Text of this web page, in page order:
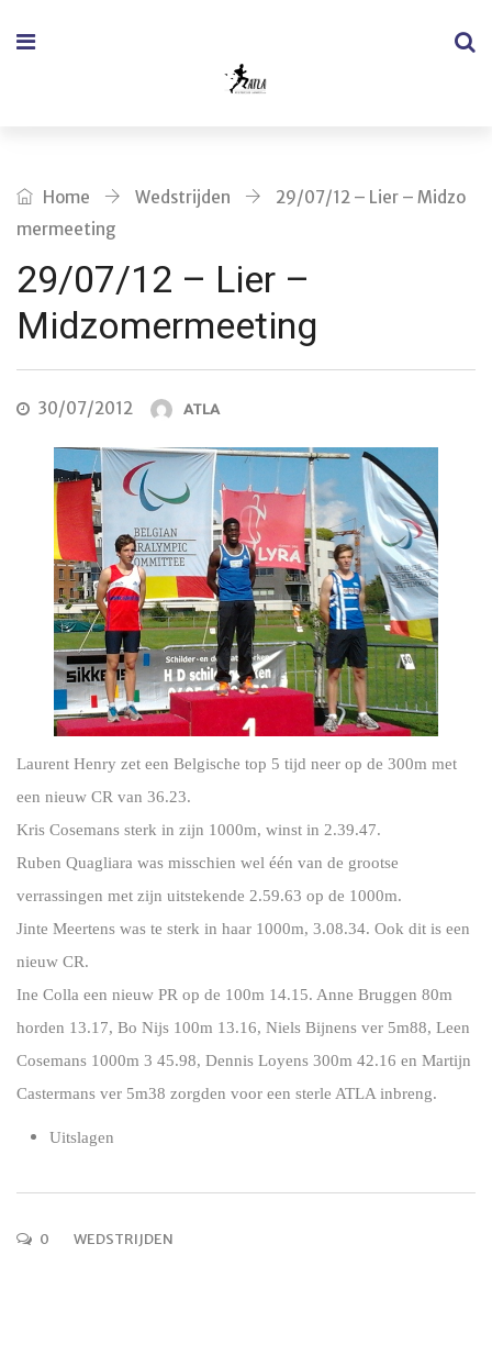
Home Wedstrijden
29/07/12 – Lier – Midzo
mermeeting
29/07/12 – Lier –
Midzomermeeting
30/07/2012 ATLA
Laurent Henry zet een Belgische top 5 tijd neer op de 300m met
een nieuw CR van 36.23.
Kris Cosemans sterk in zijn 1000m, winst in 2.39.47.
Ruben Quagliara was misschien wel één van de grootse
verrassingen met zijn uitstekende 2.59.63 op de 1000m.
Jinte Meertens was te sterk in haar 1000m, 3.08.34. Ook dit is een
nieuw CR.
Ine Colla een nieuw PR op de 100m 14.15. Anne Bruggen 80m
horden 13.17, Bo Nijs 100m 13.16, Niels Bijnens ver 5m88, Leen
Cosemans 1000m 3 45.98, Dennis Loyens 300m 42.16 en Martijn
Castermans ver 5m38 zorgden voor een sterle ATLA inbreng.
Uitslagen
0 WEDSTRIJDEN